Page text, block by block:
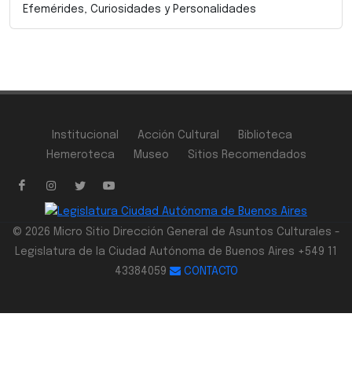
Efemérides, Curiosidades y Personalidades
Institucional Acción Cultural
Biblioteca
Hemeroteca
Museo Sitios Recomendados
© 2026 Micro Sitio Dirección General de Asuntos Culturales -
Legislatura de la Ciudad Autónoma de Buenos Aires +549 11
43384059
CONTACTO